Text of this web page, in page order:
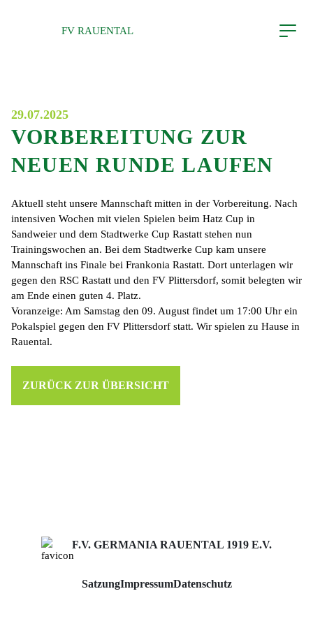
FV RAUENTAL
29.07.2025
VORBEREITUNG ZUR
NEUEN RUNDE LAUFEN
Aktuell steht unsere Mannschaft mitten in der Vorbereitung. Nach
intensiven Wochen mit vielen Spielen beim Hatz Cup in
Sandweier und dem Stadtwerke Cup Rastatt stehen nun
Trainingswochen an. Bei dem Stadtwerke Cup kam unsere
Mannschaft ins Finale bei Frankonia Rastatt. Dort unterlagen wir
gegen den RSC Rastatt und den FV Plittersdorf, somit belegten wir
am Ende einen guten 4. Platz.
Voranzeige: Am Samstag den 09. August findet um 17:00 Uhr ein
Pokalspiel gegen den FV Plittersdorf statt. Wir spielen zu Hause in
Rauental.
ZURÜCK ZUR ÜBERSICHT
F.V. GERMANIA RAUENTAL 1919 E.V.
SatzungImpressumDatenschutz